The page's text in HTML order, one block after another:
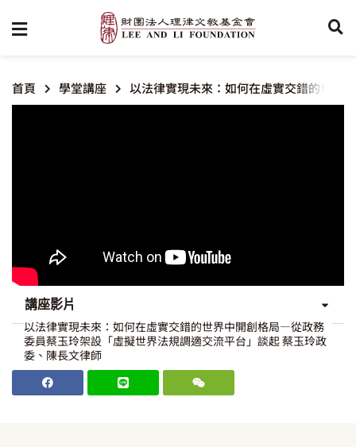
首頁 學堂講座 以法律實現未來：如何在虛實交錯的世界
講座影片
以法律實現未來：如何在虛實交錯的世界中開創格局—從政務
委員蔡玉玲架設「虛擬世界法規調適交流平台」談起 蔡玉玲政
委、陳長文律師